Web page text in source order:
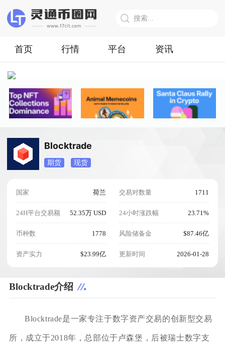
首页 行情 平台 资讯
Blocktrade
期货 现货
国家 荷兰
24H平台交易额 52.35万 USD
币种数 1778
资产实力 $23.99亿
交易对数量 1711
24小时涨跌幅 23.71%
风险储备金 $87.46亿
更新时间 2026-01-28
Blocktrade介绍
Blocktrade是一家专注于数字资产交易的创新型交易
所，成立于2018年，总部位于卢森堡，后被瑞士数字支